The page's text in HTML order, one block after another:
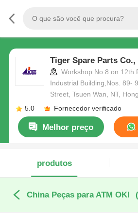
Tiger Spare Parts Co.,
Workshop No.8 on 12th
Industrial Building,Nos. 89-
Street, Tsuen Wan, NT,
5.0
Fornecedor verificado
Melhor preço
produtos
China Peças para ATM OKI